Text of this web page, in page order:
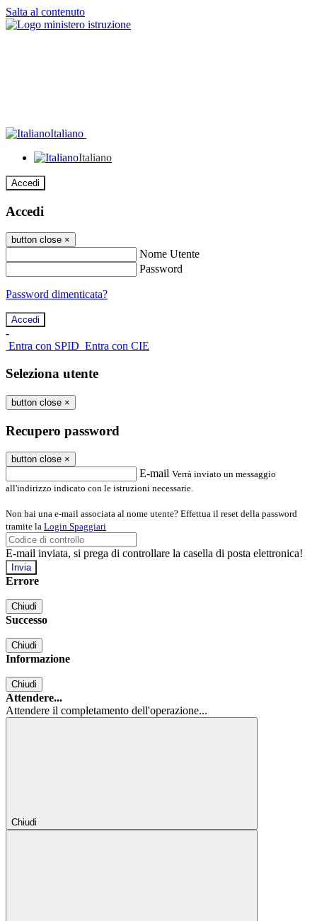
Salta al contenuto
Italiano
Italiano
Accedi
Accedi
button close ×
Nome Utente
Password
Password dimenticata?
-
Entra con SPID Entra con CIE
Seleziona utente
button close ×
Recupero password
button close ×
E-mail Verrà inviato un messaggio
all'indirizzo indicato con le istruzioni necessarie.
Non hai una e-mail associata al nome utente? Effettua il reset della password
tramite la Login Spaggiari
E-mail inviata, si prega di controllare la casella di posta elettronica!
Errore
Chiudi
Successo
Chiudi
Informazione
Chiudi
Attendere...
Attendere il completamento dell'operazione...
Chiudi